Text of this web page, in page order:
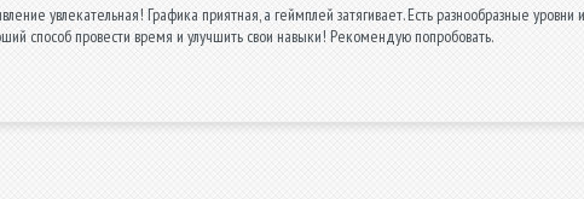
увлекательная! Графика приятная, а геймплей затягивает. Есть разнообразные
способ провести время и улучшить свои навыки! Рекомендую попробовать.